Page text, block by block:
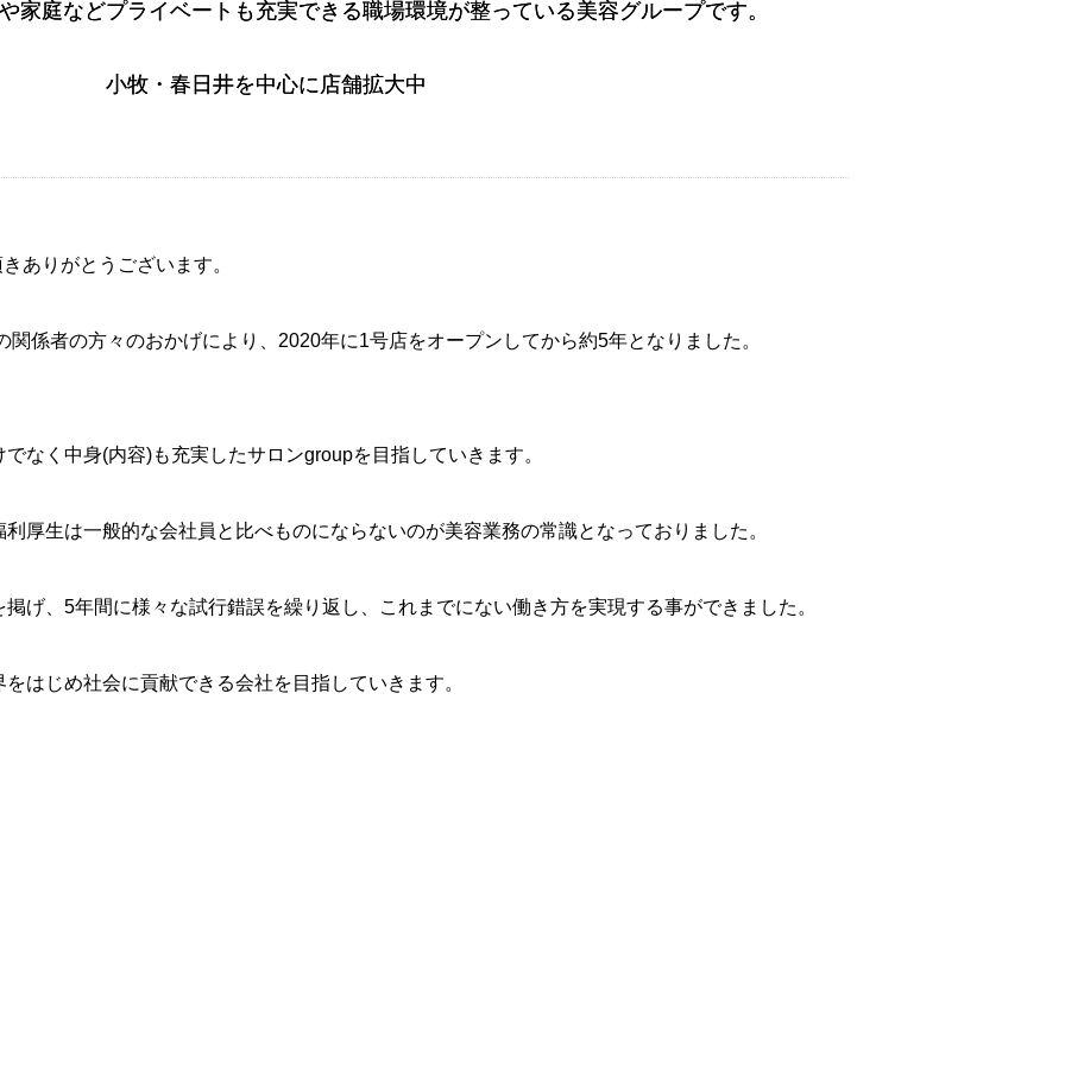
家庭などプライベートも充実できる職場環境が整っている美容グループです。
小牧・春日井を中心に店舗拡大中
家庭などプライベートも充実できる職場環境が整っている美容グループです。
小牧・春日井を中心に店舗拡大中
ありがとうございます。
係者の方々のおかげにより、2020年に1号店をオープンしてから約5年となりました。
なく中身(内容)も充実したサロンgroupを目指していきます。
厚生は一般的な会社員と比べものにならないのが美容業務の常識となっておりました。
げ、5年間に様々な試行錯誤を繰り返し、これまでにない働き方を実現する事ができました。
はじめ社会に貢献できる会社を目指していきます。​​​​​​​